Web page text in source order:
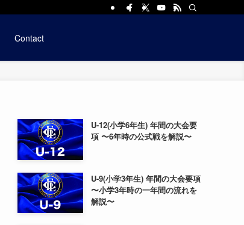
Contact
U-12(小学6年生) 年間の大会要
項 〜6年時の公式戦を解説〜
U-9(小学3年生) 年間の大会要項
〜小学3年時の一年間の流れを
解説〜